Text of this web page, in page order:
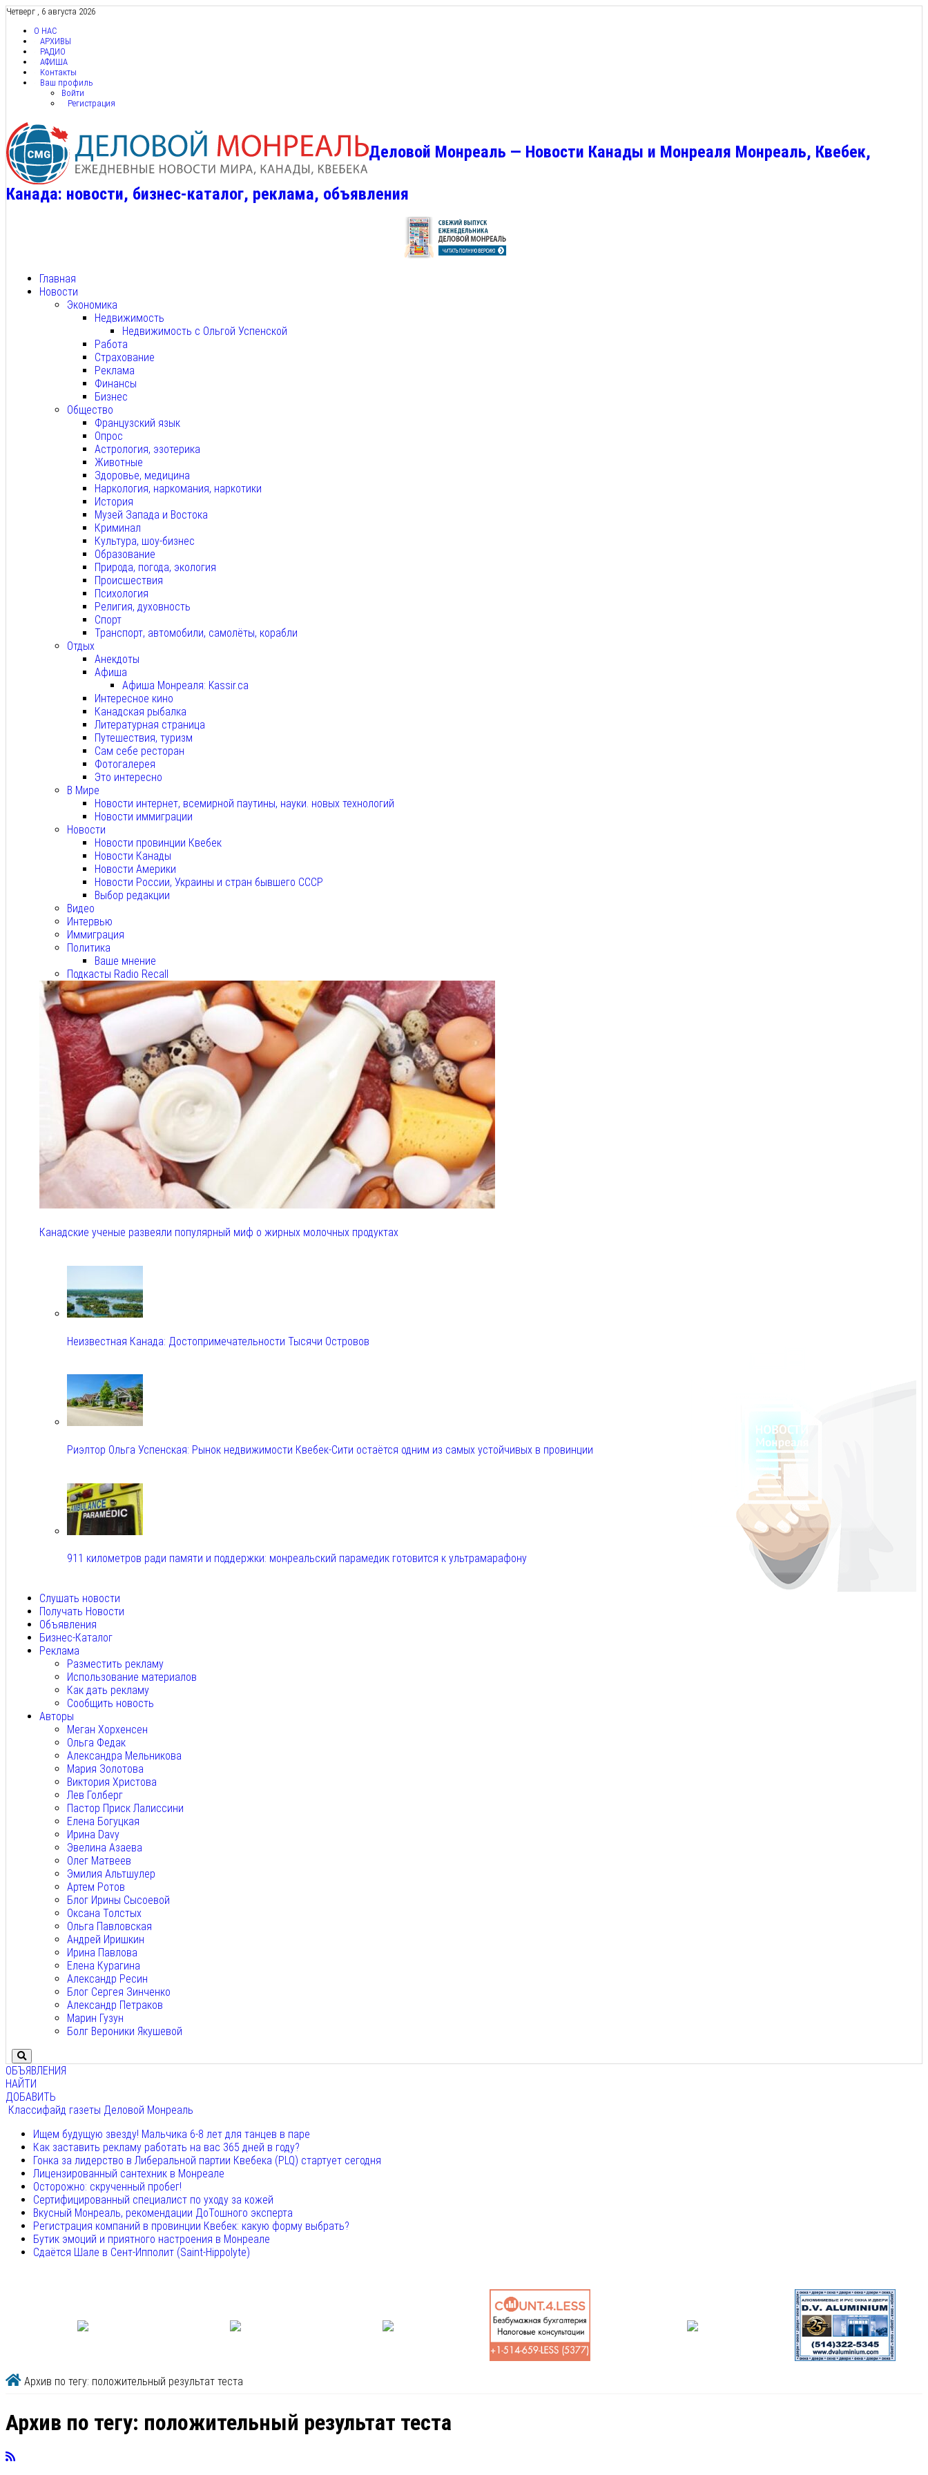
Четверг , 6 августа 2026
О НАС
АРХИВЫ
РАДИО
АФИША
Контакты
Ваш профиль
Войти
Регистрация
Деловой Монреаль — Новости Канады и Монреаля Монреаль, Квебек,
Канада: новости, бизнес-каталог, реклама, объявления
Главная
Новости
Экономика
Недвижимость
Недвижимость с Ольгой Успенской
Работа
Страхование
Реклама
Финансы
Бизнес
Общество
Французский язык
Опрос
Астрология, эзотерика
Животные
Здоровье, медицина
Наркология, наркомания, наркотики
История
Музей Запада и Востока
Криминал
Культура, шоу-бизнес
Образование
Природа, погода, экология
Происшествия
Психология
Религия, духовность
Спорт
Транспорт, автомобили, самолёты, корабли
Отдых
Анекдоты
Афиша
Афиша Монреаля: Kassir.ca
Интересное кино
Канадская рыбалка
Литературная страница
Путешествия, туризм
Сам себе ресторан
Фотогалерея
Это интересно
В Мире
Новости интернет, всемирной паутины, науки. новых технологий
Новости иммиграции
Новости
Новости провинции Квебек
Новости Канады
Новости Америки
Новости России, Украины и стран бывшего СССР
Выбор редакции
Видео
Интервью
Иммиграция
Политика
Ваше мнение
Подкасты Radio Recall
Канадские ученые развеяли популярный миф о жирных молочных продуктах
Неизвестная Канада: Достопримечательности Тысячи Островов
Риэлтор Ольга Успенская: Рынок недвижимости Квебек-Сити остаётся одним из самых устойчивых в провинции
911 километров ради памяти и поддержки: монреальский парамедик готовится к ультрамарафону
Слушать новости
Получать Новости
Объявления
Бизнес-Каталог
Реклама
Разместить рекламу
Использование материалов
Как дать рекламу
Сообщить новость
Авторы
Меган Хорхенсен
Ольга Федак
Александра Мельникова
Мария Золотова
Виктория Христова
Лев Голберг
Пастор Приск Лалиссини
Елена Богуцкая
Ирина Davy
Эвелина Азаева
Олег Матвеев
Эмилия Альтшулер
Артем Ротов
Блог Ирины Сысоевой
Оксана Толстых
Ольга Павловская
Андрей Иришкин
Ирина Павлова
Елена Курагина
Александр Ресин
Блог Сергея Зинченко
Александр Петраков
Марин Гузун
Болг Вероники Якушевой
ОБЪЯВЛЕНИЯ
НАЙТИ
ДОБАВИТЬ
Классифайд газеты Деловой Монреаль
Ищем будущую звезду! Мальчика 6-8 лет для танцев в паре
Как заставить рекламу работать на вас 365 дней в году?
Гонка за лидерство в Либеральной партии Квебека (PLQ) стартует сегодня
Лицензированный сантехник в Монреале
Осторожно: скрученный пробег!
Сертифицированный специалист по уходу за кожей
Вкусный Монреаль, рекомендации ДоТошного эксперта
Регистрация компаний в провинции Квебек: какую форму выбрать?
Бутик эмоций и приятного настроения в Монреале
Сдаётся Шале в Сент-Ипполит (Saint-Hippolyte)
Архив по тегу: положительный результат теста
Архив по тегу: положительный результат теста